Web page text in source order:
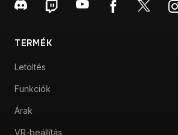
TERMÉK
Letöltés
Funkciók
Árak
VR-beállítás